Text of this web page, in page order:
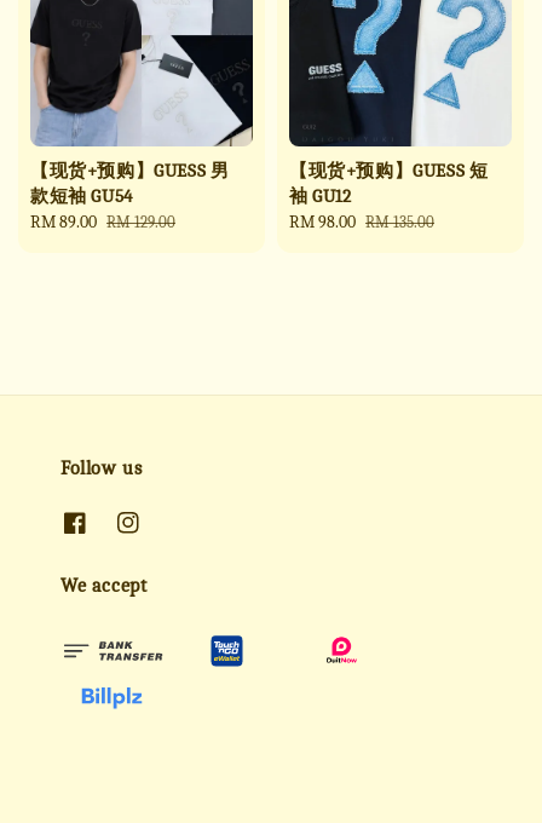
【现货+预购】GUESS 男
款短袖 GU54
Sale
RM 89.00 Regular
RM 129.00
【现货+预购】GUESS 短
袖 GU12
Sale
RM 98.00 Regular
RM 135.00
Follow us
We accept